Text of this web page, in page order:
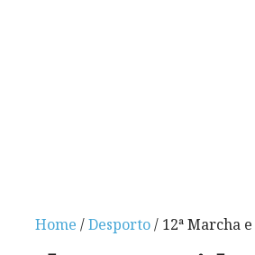
Home /Desporto/ 12ª Marcha